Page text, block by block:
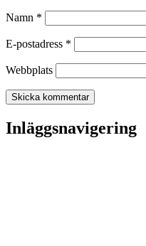
Namn *
E-postadress *
Webbplats
Inläggsnavigering